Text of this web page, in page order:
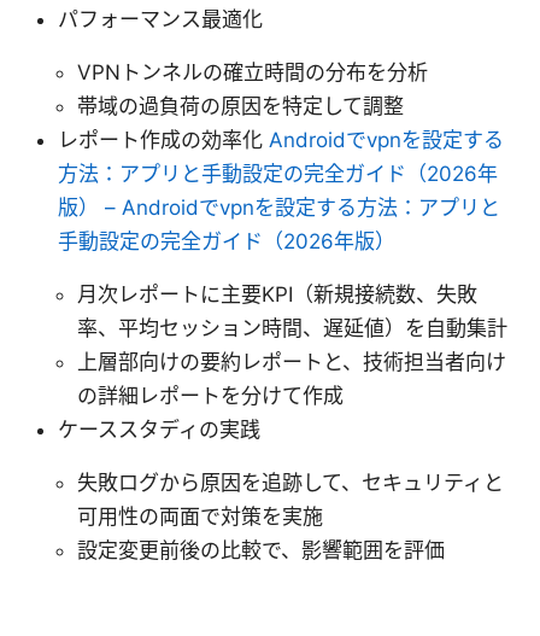
パフォーマンス最適化
VPNトンネルの確立時間の分布を分析
帯域の過負荷の原因を特定して調整
レポート作成の効率化 Androidでvpnを設定する
方法：アプリと手動設定の完全ガイド（2026年
版） – Androidでvpnを設定する方法：アプリと
手動設定の完全ガイド（2026年版）
月次レポートに主要KPI（新規接続数、失敗
率、平均セッション時間、遅延値）を自動集計
上層部向けの要約レポートと、技術担当者向け
の詳細レポートを分けて作成
ケーススタディの実践
失敗ログから原因を追跡して、セキュリティと
可用性の両面で対策を実施
設定変更前後の比較で、影響範囲を評価